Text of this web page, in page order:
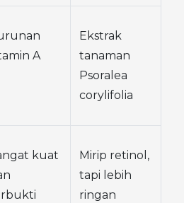
A
Ekstrak
tanaman
Psoralea
corylifolia
kuat
Mirip retinol,
tapi lebih
ringan